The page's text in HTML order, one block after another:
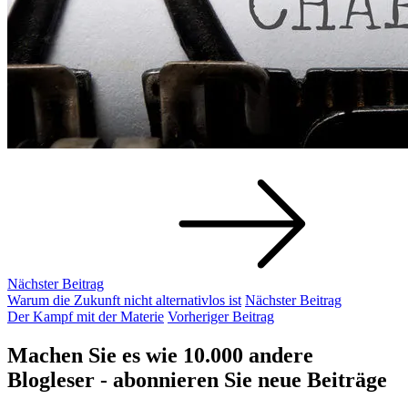
Nächster Beitrag
Nächster
Beitrag
Warum die Zukunft nicht alternativlos ist Nächster Beitrag
Vorheriger
Der Kampf mit der Materie Vorheriger Beitrag
Machen Sie es wie 10.000 andere
Blogleser - abonnieren Sie neue Beiträge